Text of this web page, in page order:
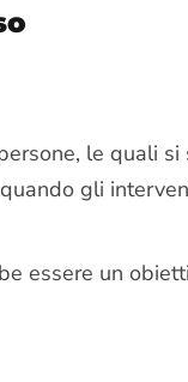
le quali
gli
essere un